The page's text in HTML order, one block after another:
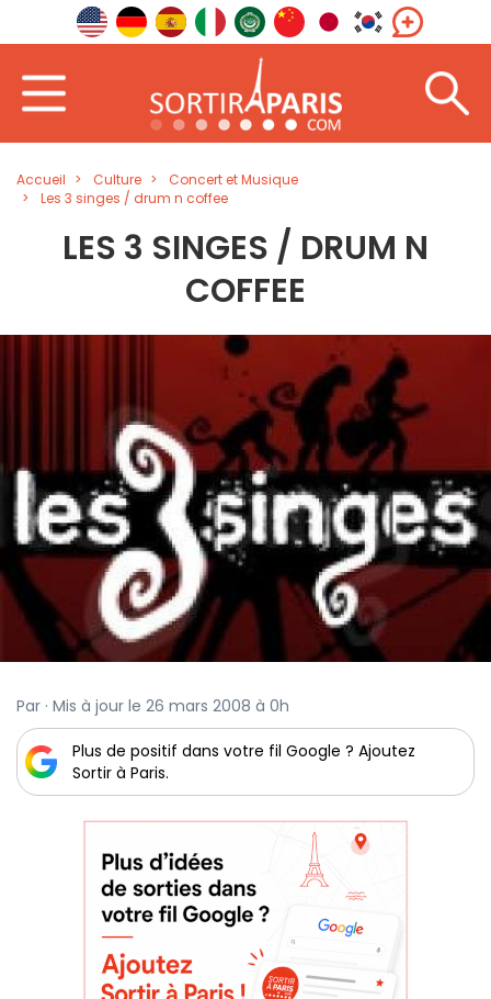
Accueil Culture
Concert et Musique
Les 3 singes / drum n coffee
LES 3 SINGES / DRUM N
COFFEE
Par · Mis à jour le 26 mars 2008 à 0h
Plus de positif dans votre fil Google ? Ajoutez
Sortir à Paris.